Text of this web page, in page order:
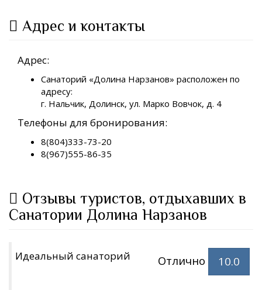
Адрес и контакты
Адрес:
Санаторий «Долина Нарзанов» расположен по
адресу:
г. Нальчик, Долинск, ул. Марко Вовчок, д. 4
Телефоны для бронирования:
8(804)333-73-20
8(967)555-86-35
Отзывы туристов, отдыхавших в
Санатории Долина Нарзанов
Идеальный санаторий Отлично 10.0